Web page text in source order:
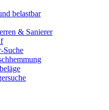
belastbar
& Sanierer
Suche